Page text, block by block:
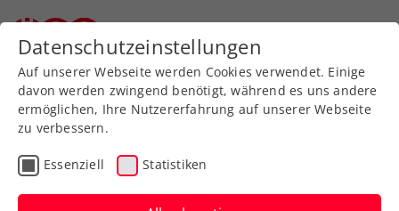
Zurück zur Newsübersicht
Turniere
WTA Rabat: 2.
Datenschutzeinstellungen
Auf unserer Webseite werden Cookies verwendet. Einige
davon werden zwingend benötigt, während es uns andere
ermöglichen, Ihre Nutzererfahrung auf unserer Webseite
zu verbessern.
Essenziell Statistiken